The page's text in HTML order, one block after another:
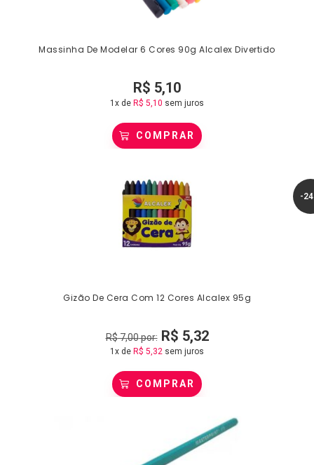
Massinha De Modelar 6 Cores 90g Alcalex Divertido
R$ 5,10
1x de R$ 5,10 sem juros
COMPRAR
-
Gizão De Cera Com 12 Cores Alcalex 95g
R$7,00por: R$ 5,32
1x de R$ 5,32 sem juros
COMPRAR